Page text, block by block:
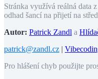
Stránka využívá reálná data
odhad šancí na přijetí na
Autor: Patrick Zandl a
patrick@zandl.cz |
Pro hlášení chyb použijte